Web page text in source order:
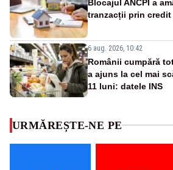
Blocajul ANCPI a
tranzacții prin credit
6 aug. 2026, 10:42
Românii cumpără
a ajuns la cel mai
11 luni: datele INS
URMĂREȘTE-NE PE